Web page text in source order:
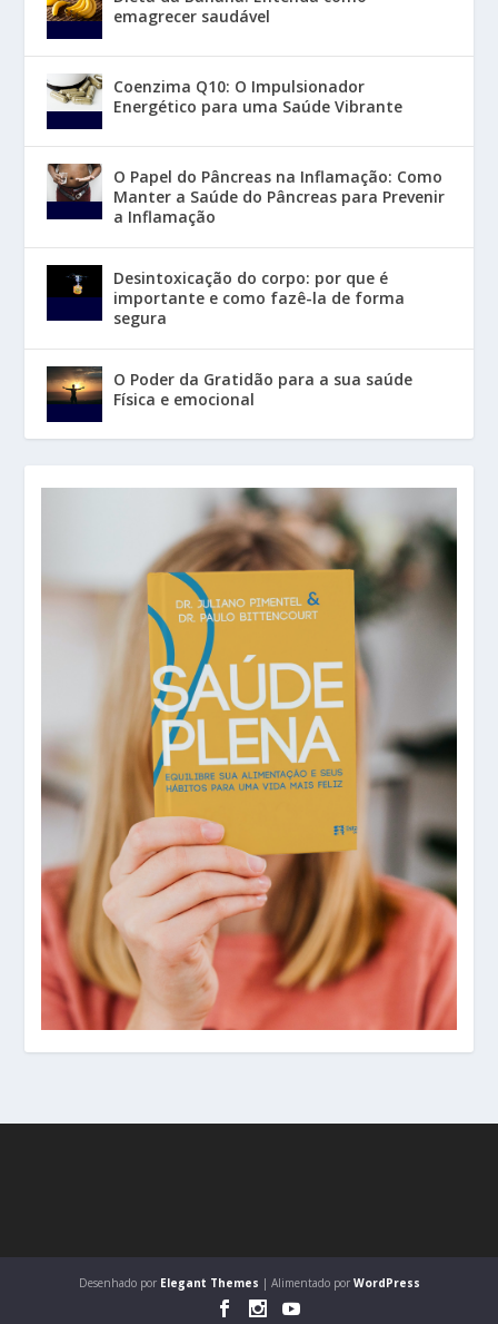
emagrecer saudável
Coenzima Q10: O Impulsionador
Energético para uma Saúde Vibrante
O Papel do Pâncreas na Inflamação: Como
Manter a Saúde do Pâncreas para Prevenir
a Inflamação
Desintoxicação do corpo: por que é
importante e como fazê-la de forma
segura
O Poder da Gratidão para a sua saúde
Física e emocional
Desenhado por Elegant Themes | Alimentado por WordPress